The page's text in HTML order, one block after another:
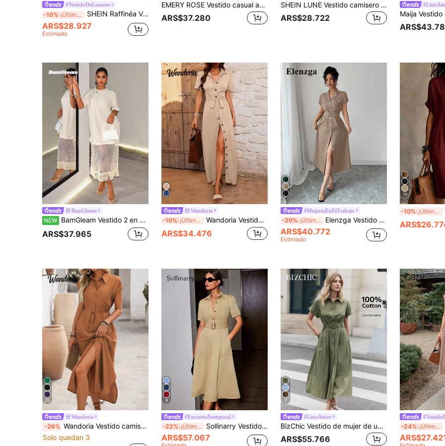
#VestidoDeLunares
-10% ¡Últimos 3 días SHEIN Raffinéa Vestido largo de manga corta para verano 2025, nuevo, con estampado de leopardo, botones delanteros, cinturón, lazo, bolsillo y aberturas laterales, para vacaciones y uso casual
ARS$28.927
Estimado
EMERY ROSE Vestido casual azul marino de manga corta con botones para mujer, conjunto de verano para mujer, vestidos de moda elegantes para la oficina, vacaciones, conjuntos de verano
ARS$37.280
SHEIN LUNE Vestido camisero unicolor con botón delantero con cinturón
ARS$28.722
BamGleam
NEW BamGleam Vestido 2 en 1 de manga corta con cuello redondo, unicolor, corte holgado y favorecedor, camiseta larga con dobladillo de flecos, patchwork de red de pescado hueca y capas
ARS$37.965
Wandoria
-10% ¡Últimos 3 días Wandoria Vestido largo de mujer con diseño de botones frontales de unicolor, de manga larga y manga corta
ARS$34.476
#MujeresEnElTrabajo
-20% ¡Últimos 3 días Elenzga Vestido camisero casual de mujer de unicolor, de manga corta, con cuello de solapa y abotonadura sencilla hasta la mitad del muslo
ARS$40.772
Estimado
10
-10% ¡Últimos 3 días
20
Wandoria
-26% Wandoria Vestido camisa de mujer de unicolor, casual, para vacaciones y viajes, con cuello, abertura central con botones, bolsillo en el pecho izquierdo, cintura suelta con cinturón, lazo, bajo con abertura lateral, mangas largas de hombros caídos, para primavera/verano
Solo quedan 3
9
#EncantoAtemporal
-22% ¡Últimos 3 días Sollinarry Vestido largo de manga corta estilo casual de moda de verano para mujer, estilo Old Money, por favor consulte la tabla de tallas, elegante
ARS$57.067
7
#LinoAmor
BizChic Vestido de mujer de unicolor con botones delanteros, bolsillos en diagonal y mangas cortas, vestido casual de negocios urbano, elegante y formal para Halloween, Navidad y reuniones
ARS$55.766
-24% ¡Últimos 3 días